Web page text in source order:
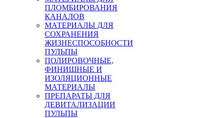
ПЛОМБИРОВАНИЯ
КАНАЛОВ
МАТЕРИАЛЫ ДЛЯ
СОХРАНЕНИЯ
ЖИЗНЕСПОСОБНОСТИ
ПУЛЬПЫ
ПОЛИРОВОЧНЫЕ,
ФИНИШНЫЕ И
ИЗОЛЯЦИОННЫЕ
МАТЕРИАЛЫ
ПРЕПАРАТЫ ДЛЯ
ДЕВИТАЛИЗАЦИИ
ПУЛЬПЫ